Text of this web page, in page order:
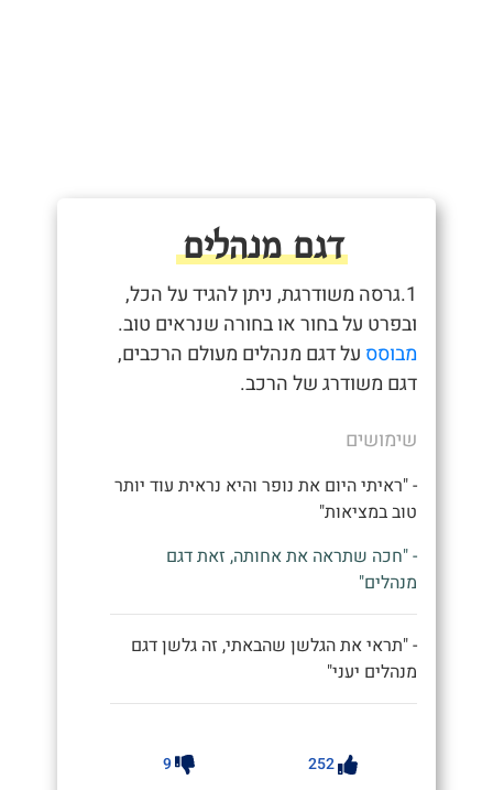
דגם מנהלים
1.גרסה משודרגת, ניתן להגיד על הכל,
ובפרט על בחור או בחורה שנראים טוב.
מבוסס על דגם מנהלים מעולם הרכבים,
דגם משודרג של הרכב.
שימושים
- "ראיתי היום את נופר והיא נראית עוד יותר
טוב במציאות"
- "חכה שתראה את אחותה, זאת דגם
מנהלים"
- "תראי את הגלשן שהבאתי, זה גלשן דגם
מנהלים יעני"
252
9